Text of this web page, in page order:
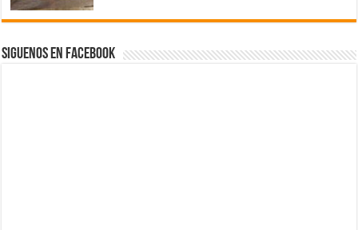
Siguenos en Facebook